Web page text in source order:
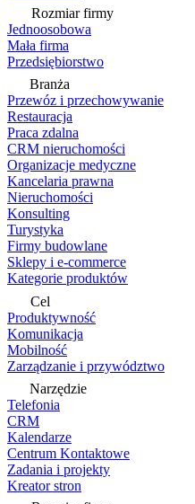
Rozmiar firmy
Jednoosobowa
Mała firma
Przedsiębiorstwo
Branża
Przewóz i przechowywanie
Restauracja
Praca zdalna
CRM nieruchomości
Organizacje medyczne
Kancelaria prawna
Nieruchomości
Konsulting
Turystyka
Firmy budowlane
Sklepy i e-commerce
Kategorie produktów
Cel
Produktywność
Komunikacja
Mobilność
Zarządzanie i przywództwo
Narzędzie
Telefonia
CRM
Kalendarze
Centrum Kontaktowe
Zadania i projekty
Kreator stron